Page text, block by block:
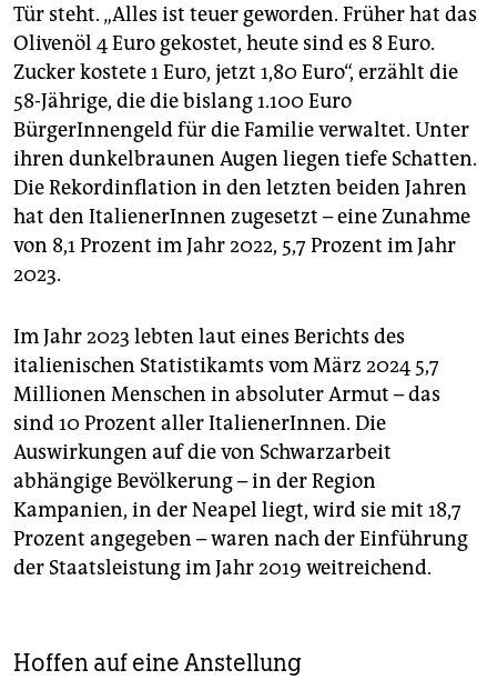
Tür steht. „Alles ist teuer geworden. Früher hat das
Olivenöl 4 Euro gekostet, heute sind es 8 Euro.
Zucker kostete 1 Euro, jetzt 1,80 Euro“, erzählt die
58-Jährige, die die bislang 1.100 Euro
BürgerInnengeld für die Familie verwaltet. Unter
ihren dunkelbraunen Augen liegen tiefe Schatten.
Die Rekord­inflation in den letzten beiden Jahren
hat den ItalienerInnen zugesetzt – eine Zunahme
von 8,1 Prozent im Jahr 2022, 5,7 Prozent im Jahr
2023.
Im Jahr 2023 lebten laut eines Berichts des
italienischen Statistikamts vom März 2024 5,7
Millionen Menschen in absoluter Armut – das
sind 10 Prozent aller ItalienerInnen. Die
Auswirkungen auf die von Schwarzarbeit
abhängige Bevölkerung – in der Region
Kampanien, in der Neapel liegt, wird sie mit 18,7
Prozent angegeben – waren nach der Einführung
der Staatsleistung im Jahr 2019 weitreichend.
Hoffen auf eine Anstellung